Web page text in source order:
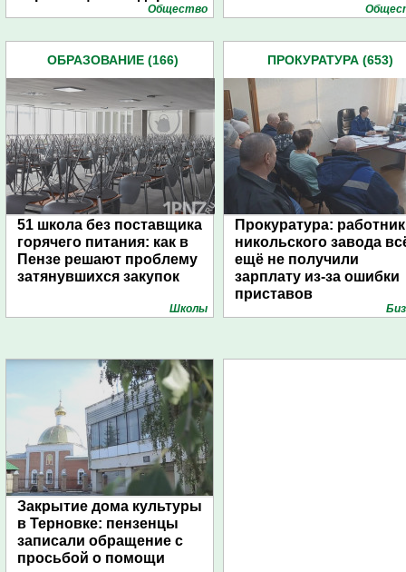
Общество
ОБРАЗОВАНИЕ (166)
51 школа без поставщика
горячего питания: как в
Пензе решают проблему
затянувшихся закупок
Школы
ПРОКУРАТУРА (653)
Прокуратура:
никольского завода
ещё не получили
зарплату из-за ошибки
приставов
Закрытие дома культуры
в Терновке: пензенцы
записали обращение с
просьбой о помощи